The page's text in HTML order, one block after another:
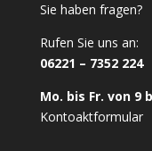
Sie haben fragen?
Rufen Sie uns an:
06221 – 7352 224
Mo. bis Fr. von 9
Kontoaktformular